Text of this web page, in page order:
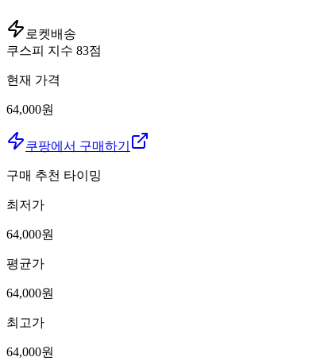
로켓배송
쿠스피 지수 83점
현재 가격
64,000원
쿠팡에서 구매하기
구매 추천 타이밍
최저가
64,000원
평균가
64,000원
최고가
64,000원